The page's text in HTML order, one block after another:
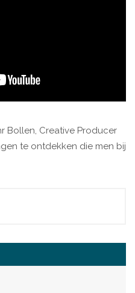
Bollen, Creative Producer
te ontdekken die men bij